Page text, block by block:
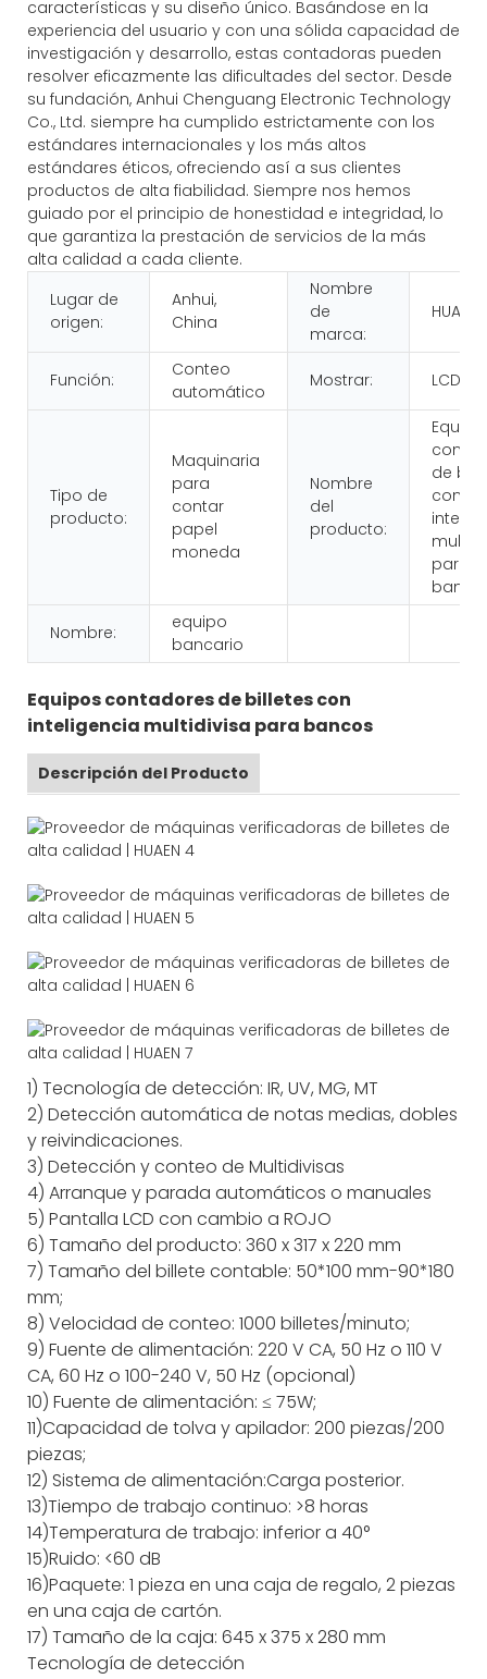
características y su diseño único. Basándose en la
experiencia del usuario y con una sólida capacidad de
investigación y desarrollo, estas contadoras pueden
resolver eficazmente las dificultades del sector. Desde
su fundación, Anhui Chenguang Electronic Technology
Co., Ltd. siempre ha cumplido estrictamente con los
estándares internacionales y los más altos
estándares éticos, ofreciendo así a sus clientes
productos de alta fiabilidad. Siempre nos hemos
guiado por el principio de honestidad e integridad, lo
que garantiza la prestación de servicios de la más
alta calidad a cada cliente.
Lugar de
origen:
Anhui,
China
Nombre
de
marca:
HUAEN
Función:
Conteo
automático
Mostrar: LCD
Tipo de
producto:
Maquinaria
para
contar
papel
moneda
Nombre
del
producto:
de
con
para
Nombre:
equipo
bancario
Equipos contadores de billetes con
inteligencia multidivisa para bancos
Descripción del Producto
1) Tecnología de detección: IR, UV, MG, MT
2) Detección automática de notas medias, dobles
y reivindicaciones.
3) Detección y conteo de Multidivisas
4) Arranque y parada automáticos o manuales
5) Pantalla LCD con cambio a ROJO
6) Tamaño del producto: 360 x 317 x 220 mm
7) Tamaño del billete contable: 50*100 mm-90*180
mm;
8) Velocidad de conteo: 1000 billetes/minuto;
9) Fuente de alimentación: 220 V CA, 50 Hz o 110 V
CA, 60 Hz o 100-240 V, 50 Hz (opcional)
10) Fuente de alimentación: ≤ 75W;
11)Capacidad de tolva y apilador: 200 piezas/200
piezas;
12) Sistema de alimentación:Carga posterior.
13)Tiempo de trabajo continuo: >8 horas
14)Temperatura de trabajo: inferior a 40°
15)Ruido: <60 dB
16)Paquete: 1 pieza en una caja de regalo, 2 piezas
en una caja de cartón.
17) Tamaño de la caja: 645 x 375 x 280 mm
Tecnología de detección